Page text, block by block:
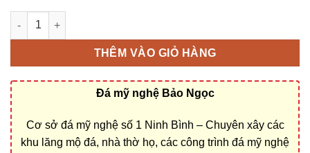
Cơ sở chế tác, xây dựng, bán Mộ đá tròn ở Phú Thọ rẻ đẹp số
THÊM VÀO GIỎ HÀNG
Đá mỹ nghệ Bảo Ngọc
Cơ sở đá mỹ nghệ số 1 Ninh Bình – Chuyên xây các
khu lăng mộ đá, nhà thờ họ, các công trình đá mỹ nghệ